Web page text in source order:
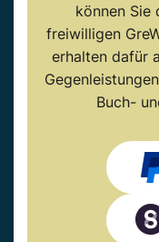
können Sie
freiwilligen
erhalten dafür
Buch-